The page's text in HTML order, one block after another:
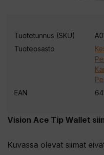
Vision Ace Tip Wallet
Kuvassa olevat siimat
Tuotetunnus (SKU)
Tuoteosasto
EAN